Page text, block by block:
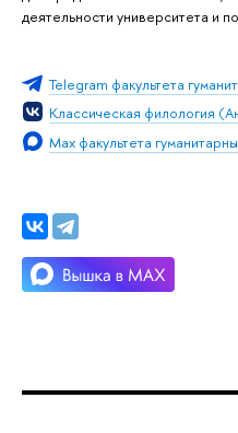
деятельности университета и
Telegram факультета
Классическая филология
Max факультета